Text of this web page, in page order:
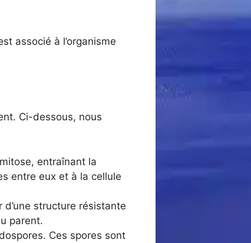
associé à l’organisme
Ci-dessous, nous
entraînant la
entre eux et à la cellule
structure résistante
parent.
Ces spores sont